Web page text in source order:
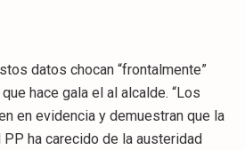
datos chocan “frontalmente”
hace gala el al alcalde. “Los
en evidencia y demuestran que la
ha carecido de la austeridad